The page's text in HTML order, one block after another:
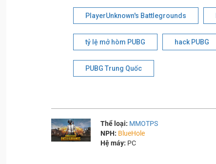
PlayerUnknown's Battlegrounds
tỷ lệ mở hòm PUBG hack PUBG
PUBG Trung Quốc
Thể loại: MMOTPS
NPH: BlueHole
Hệ máy: PC